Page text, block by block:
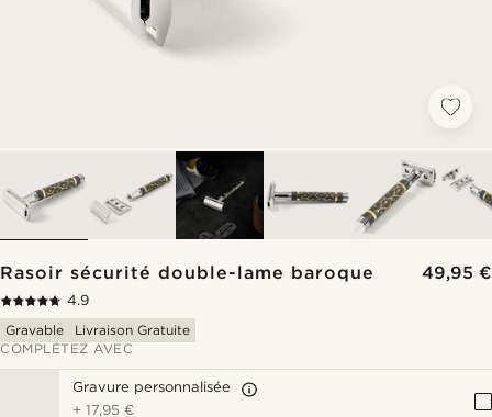
Rasoir sécurité double-lame baroque 49,95 €
4.9
Gravable
Livraison Gratuite
COMPLÉTEZ AVEC
Gravure personnalisée
+17,95 €